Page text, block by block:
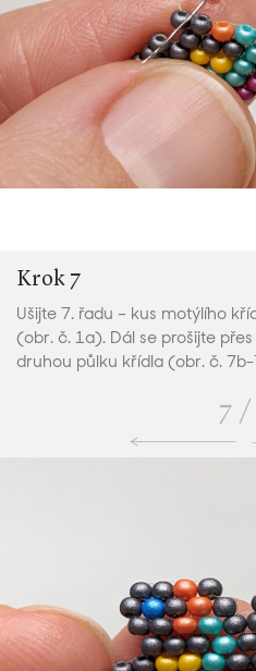
Krok 7
Ušijte 7. řadu – kus motýlího
(obr. č. 1a). Dál se prošijte
druhou půlku křídla (obr. č.
7 /